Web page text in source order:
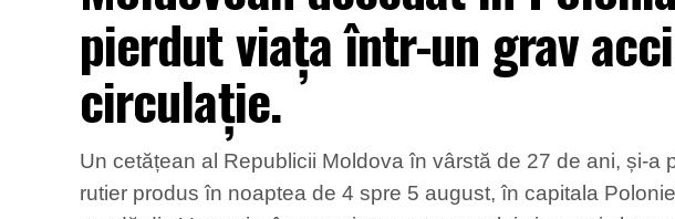
pierdut viața într-un grav
circulație.
Un cetățean al Republicii Moldova în vârstă de 27 de ani, și-a
rutier produs în noaptea de 4 spre 5 august, în capitala